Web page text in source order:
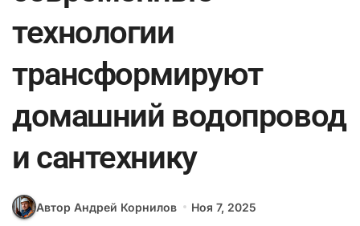
технологии
трансформируют
домашний водопровод
и сантехнику
Автор Андрей Корнилов Ноя 7, 2025